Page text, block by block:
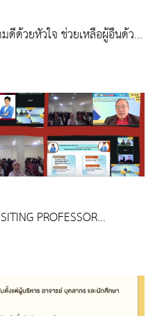
ดีด้วยหัวใจ ช่วยเหลือผู้อื่นด้วย
วามรู้ความสามารถในวิชาชีพ
PROFESSOR
NURSING
MEETS CARING